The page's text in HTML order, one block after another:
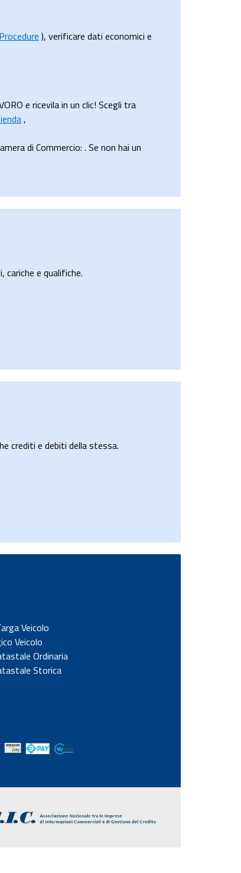
), verificare dati economici e
e ricevila in un clic! Scegli tra
,
di Commercio: . Se non hai un
cariche e qualifiche.
crediti e debiti della stessa.
Veicolo
Veicolo
Ordinaria
Storica